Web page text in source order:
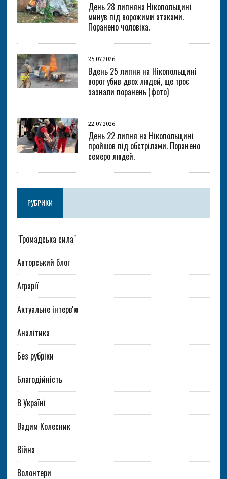
День 28 липняна Нікопольщині
минув під ворожими атаками.
Поранено чоловіка.
25.07.2026
Вдень 25 липня на Нікопольщині
ворог убив двох людей, ще троє
зазнали поранень (фото)
22.07.2026
День 22 липня на Нікопольщині
пройшов під обстрілами. Поранено
семеро людей.
РУБРИКИ
"Громадська сила"
Авторський блог
Аграрії
Актуальне інтерв'ю
Аналітика
Без рубріки
Благодійність
В Україні
Вадим Колесник
Війна
Волонтери